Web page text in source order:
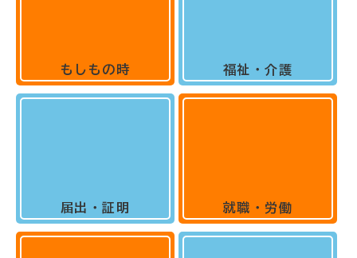
もしもの時
届出・証明
福祉・介護
就職・労働